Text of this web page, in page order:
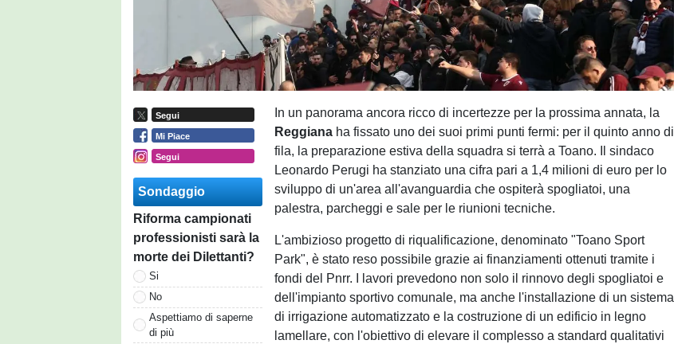
Segui
Mi Piace
Segui
Sondaggio
Riforma campionati
professionisti sarà la
morte dei Dilettanti?
Si
No
Aspettiamo di saperne
di più
In un panorama ancora ricco di incertezze per la prossima annata, la
Reggiana ha fissato uno dei suoi primi punti fermi: per il quinto anno di
fila, la preparazione estiva della squadra si terrà a Toano. Il sindaco
Leonardo Perugi ha stanziato una cifra pari a 1,4 milioni di euro per lo
sviluppo di un'area all'avanguardia che ospiterà spogliatoi, una
palestra, parcheggi e sale per le riunioni tecniche.
L'ambizioso progetto di riqualificazione, denominato "Toano Sport
Park", è stato reso possibile grazie ai finanziamenti ottenuti tramite i
fondi del Pnrr. I lavori prevedono non solo il rinnovo degli spogliatoi e
dell'impianto sportivo comunale, ma anche l'installazione di un sistema
di irrigazione automatizzato e la costruzione di un edificio in legno
lamellare, con l'obiettivo di elevare il complesso a standard qualitativi